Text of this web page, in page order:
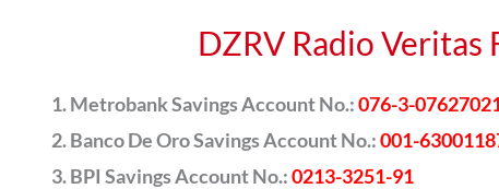
DZRV Radio Veritas
Metrobank Savings Account No.:076-3-
Banco De Oro Savings Account No.:001-
BPI Savings Account No.:0213-3251-91